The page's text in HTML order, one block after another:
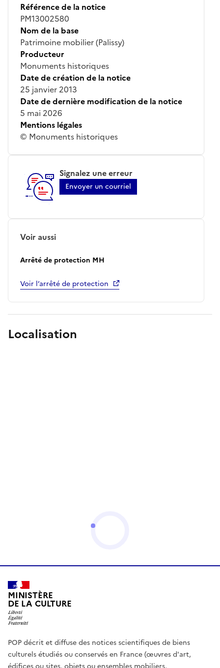
Référence de la notice
PM13002580
Nom de la base
Patrimoine mobilier (Palissy)
Producteur
Monuments historiques
Date de création de la notice
25 janvier 2013
Date de dernière modification de la notice
5 mai 2026
Mentions légales
© Monuments historiques
Signalez une erreur
Envoyer un courriel
Voir aussi
Arrêté de protection MH
Voir l’arrêté de protection
Localisation
MINISTÈRE
DE LA CULTURE
POP décrit et diffuse des notices scientifiques de biens
culturels étudiés ou conservés en France (œuvres d'art,